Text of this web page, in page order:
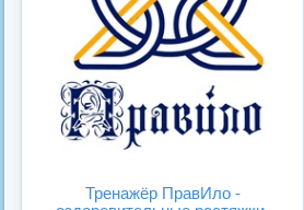
Тренажёр ПравИло -